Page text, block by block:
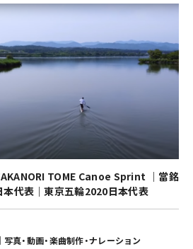
TOME Canoe Sprint ｜當銘
代表｜東京五輪2020日本代表
｜ 写真・動画・楽曲制作・ナレーション